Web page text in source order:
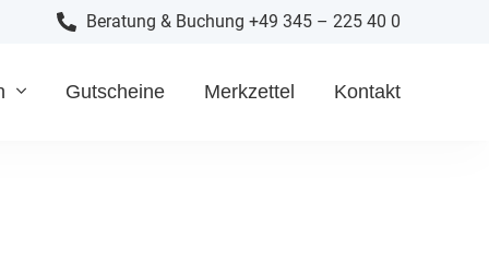
Beratung & Buchung +49 345 – 225 40 0
Gutscheine Merkzettel Kontakt